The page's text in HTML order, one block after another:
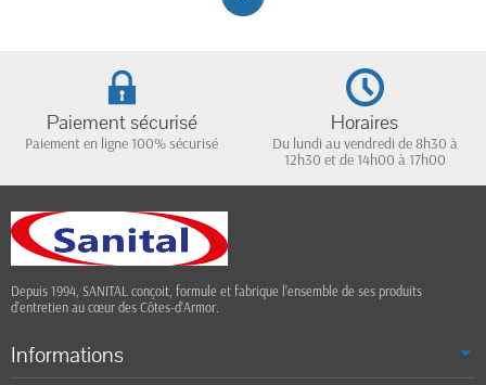
Paiement sécurisé
Paiement en ligne 100% sécurisé
Horaires
Du lundi au vendredi de 8h30 à
12h30 et de 14h00 à 17h00
Depuis 1994, SANITAL conçoit, formule et fabrique l’ensemble de ses produits
d’entretien au cœur des Côtes-d’Armor.
Informations